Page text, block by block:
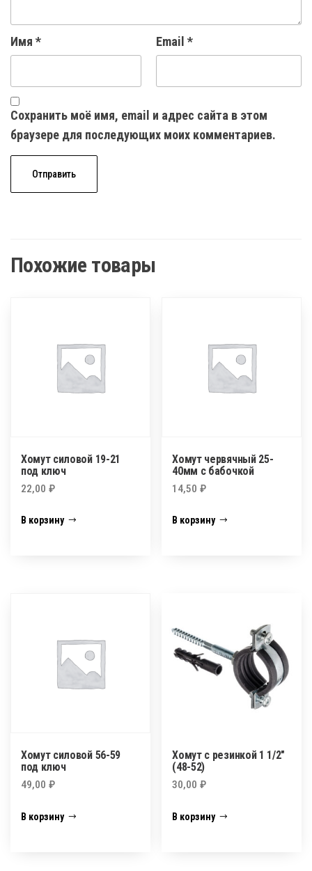
Имя * Email *
Сохранить моё имя, email и адрес сайта в этом
браузере для последующих моих комментариев.
Похожие товары
Хомут силовой 19-21
под ключ
22,00 ₽
В корзину
Хомут червячный 25-
40мм с бабочкой
14,50₽
В корзину
Хомут силовой 56-59
под ключ
49,00 ₽
В корзину
Хомут с резинкой 1 1/2″
(48-52)
30,00₽
В корзину